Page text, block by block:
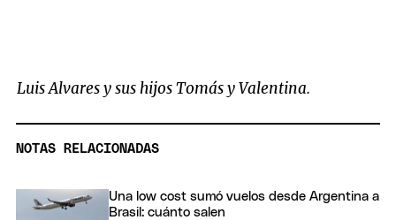
Luis Alvares y sus hijos Tomás y Valentina.
NOTAS RELACIONADAS
Una low cost sumó vuelos desde Argentina a
Brasil: cuánto salen